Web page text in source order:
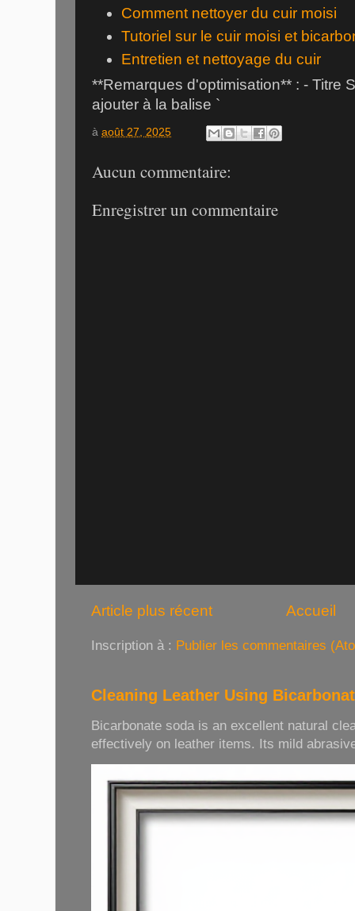
Comment nettoyer du cuir moisi
Tutoriel sur le cuir moisi et
Entretien et nettoyage du cuir
**Remarques d'optimisation** : - Titre
ajouter à la balise `
à août 27, 2025
Aucun commentaire:
Enregistrer un commentaire
Article plus récent Accueil
Inscription à : Publier les commentaires
Cleaning Leather Using
Bicarbonate soda is an excellent natural
effectively on leather items. Its mild